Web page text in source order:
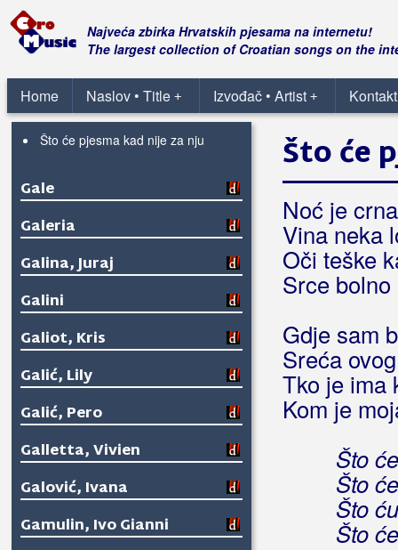
Najveća zbirka Hrvatskih pjesama na internetu!
The largest collection of Croatian songs on the
Home +
Naslov • Title +
Izvođač • Artist
Probudi se dušo
Sam Bog zna da te volim
Ti si čaša koju pijem
Zaspale su oči snene
Što će pjesma kad nije za nju
Gale
Galeria
Galina, Juraj
Galini
Galiot, Kris
Galić, Lily
Galić, Pero
Galletta, Vivien
Galović, Ivana
Gamulin, Ivo Gianni
Što će
Noć je
Vina neka
Oči teške
Srce
Gdje sam
Sreća
Tko je ima
Kom je
Što
Što
Što
Što